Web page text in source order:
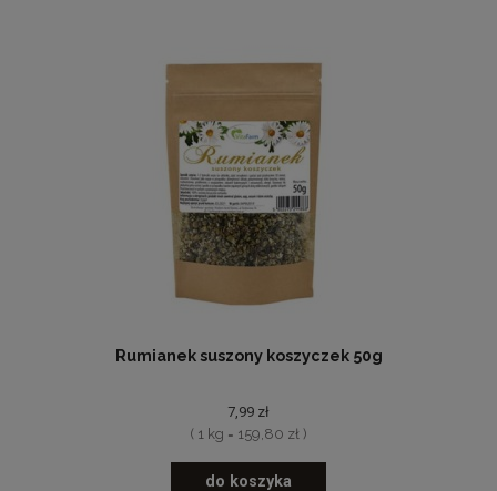
Rumianek suszony koszyczek 50g
7,99 zł
( 1 kg = 159,80 zł )
do koszyka